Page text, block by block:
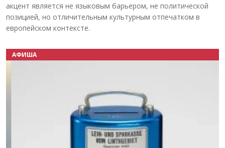
акцент является не языковым барьером, не политической
позицией, но отличительным культурным отпечатком в
европейском контексте.
АФИША